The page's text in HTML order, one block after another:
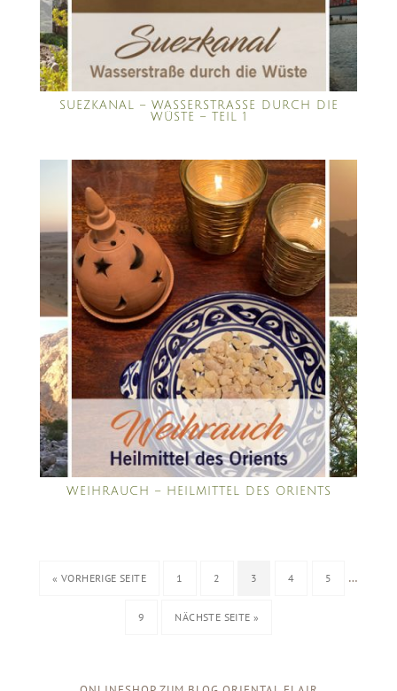
SUEZKANAL – WASSERSTRASSE DURCH DIE W
ÜSTE – TEIL 1
WEIHRAUCH – HEILMITTEL DES ORIENTS
« VORHERIGE SEITE 1 2 3 4 5 …
9 NÄCHSTE SEITE »